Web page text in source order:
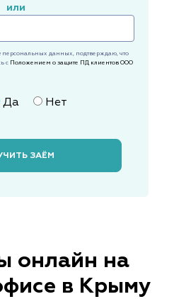
или
персональных данных, подтверждаю, что
с Положением о защите ПД клиентов ООО
Да Нет
ЗАЁМ
онлайн на
в Крыму